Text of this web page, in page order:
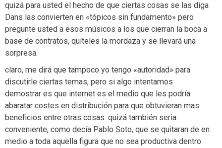
quizá para usted el hecho de que ciertas cosas se las diga
Dans las convierten en «tópicos sin fundamento» pero
pregunte usted a esos músicos a los que cierran la boca a
base de contratos, quíteles la mordaza y se llevará una
sorpresa.
claro, me dirá que tampoco yo tengo «autoridad» para
discutirle ciertas temas, pero si algo intentamos
demostrar es que internet es el medio que les podría
abaratar costes en distribución para que obtuvieran mas
beneficios entre otras cosas. quizá también seria
conveniente, como decía Pablo Soto, que se quitaran de en
medio a toda aquella figura que no sea productiva dentro